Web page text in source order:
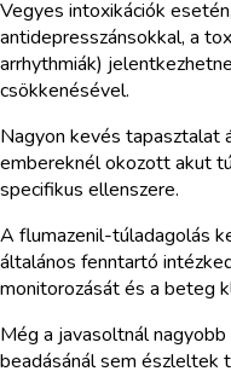
Vegyes intoxikációk
antidepresszánsokkal, a
arrhythmiák)
csökkenésével.
Nagyon kevés tapasztalat
embereknél okozott akut
specifikus ellenszere.
A flumazenil-túladagolás
általános fenntartó
monitorozását és a beteg
Még a javasoltnál
beadásánál sem észleltek